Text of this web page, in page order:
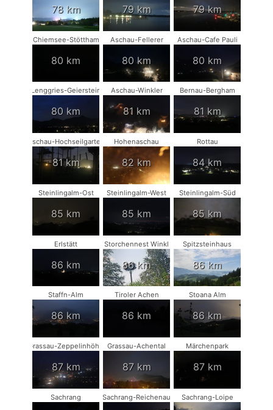
78 km 79 km 79 km
Chiemsee-Stöttham
80 km
Aschau-Fellerer
80 km
Aschau-Cafe Pauli
80 km
Lenggries-Geierstein
80 km
Aschau-Winkler
81 km
Bernau-Bergham
81 km
Aschau-Hochseilgarten
81 km
Hohenaschau
82 km
Rottau
84 km
Steinlingalm-Ost
85 km
Steinlingalm-West
85 km
Steinlingalm-Süd
85 km
Erlstätt
86 km
Storchennest Winkl
86 km
Spitzsteinhaus
86 km
Staffn-Alm
86 km
Tiroler Achen
86 km
Stoana Alm
86 km
Grassau-Zeppelinhöhe
87 km
Grassau-Achental
87 km
Märchenpark
87 km
Sachrang Sachrang-Reichenau Sachrang-Loipe